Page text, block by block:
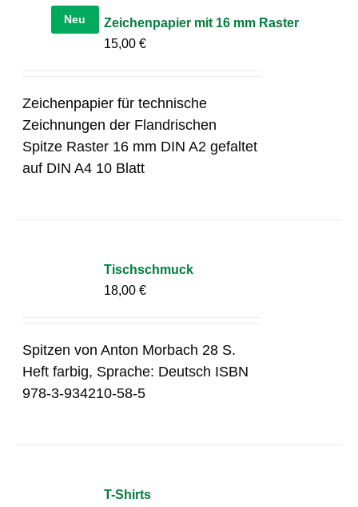
Neu
Zeichenpapier mit 16 mm Raster
15,00€
Zeichenpapier für technische
Zeichnungen der Flandrischen
Spitze Raster 16 mm DIN A2 gefaltet
auf DIN A4 10 Blatt
Tischschmuck
18,00€
Spitzen von Anton Morbach 28 S.
Heft farbig, Sprache: Deutsch ISBN
978-3-934210-58-5
T-Shirts